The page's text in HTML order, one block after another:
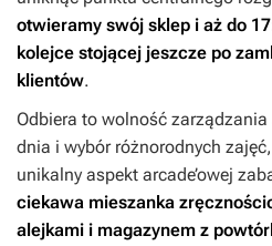
otwieramy swój sklep i aż do
kolejce stojącej jeszcze po
klientów.
Odbiera to wolność zarządzania
dnia i wybór różnorodnych
unikalny aspekt arcade’owej
ciekawa mieszanka
alejkami i magazynem z